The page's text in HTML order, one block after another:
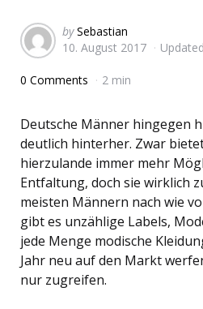
Posted
by
by Sebastian
10. August 2017
Updated
0 Comments 2 min
Deutsche Männer hingegen
deutlich hinterher. Zwar
hierzulande immer mehr
Entfaltung, doch sie wirklich
meisten Männern nach wie
gibt es unzählige Labels,
jede Menge modische
Jahr neu auf den Markt
nur zugreifen.